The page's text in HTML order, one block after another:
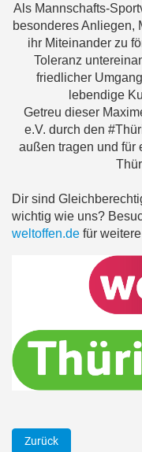
Als Mannschafts-
besonderes Anliegen,
ihr Miteinander zu
Toleranz
friedlicher
lebendige
Getreu dieser
e.V. durch den
außen tragen und für
Dir sind
wichtig wie uns?
weltoffen.de für
Vorheriger Beitrag:
Zurück